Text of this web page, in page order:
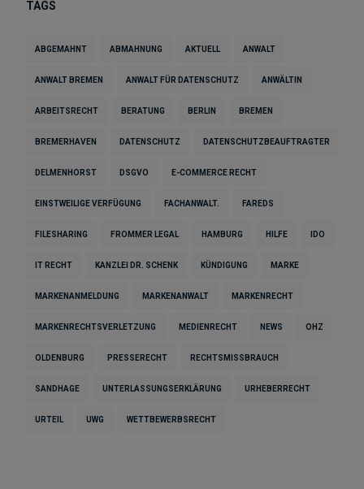
TAGS
ABGEMAHNT ABMAHNUNG AKTUELL ANWALT
ANWALT BREMEN ANWALT FÜR DATENSCHUTZ ANWÄLTIN
ARBEITSRECHT BERATUNG BERLIN BREMEN
BREMERHAVEN DATENSCHUTZ DATENSCHUTZBEAUFTRAGTER
DELMENHORST DSGVO E-COMMERCE RECHT
EINSTWEILIGE VERFÜGUNG FACHANWALT. FAREDS
FILESHARING FROMMER LEGAL HAMBURG HILFE IDO
IT RECHT KANZLEI DR. SCHENK KÜNDIGUNG MARKE
MARKENANMELDUNG MARKENANWALT MARKENRECHT
MARKENRECHTSVERLETZUNG MEDIENRECHT NEWS OHZ
OLDENBURG PRESSERECHT RECHTSMISSBRAUCH
SANDHAGE UNTERLASSUNGSERKLÄRUNG URHEBERRECHT
URTEIL UWG WETTBEWERBSRECHT